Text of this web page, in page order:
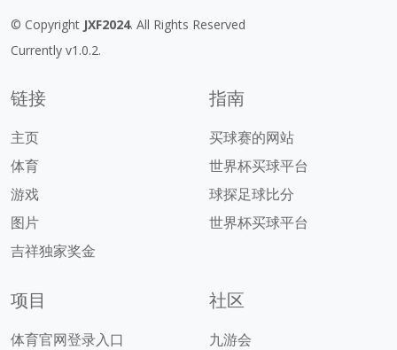
© Copyright JXF2024. All Rights Reserved
Currently v1.0.2.
链接
主页
体育
游戏
图片
吉祥独家奖金
指南
买球赛的网站
世界杯买球平台
球探足球比分
世界杯买球平台
项目
体育官网登录入口
社区
九游会